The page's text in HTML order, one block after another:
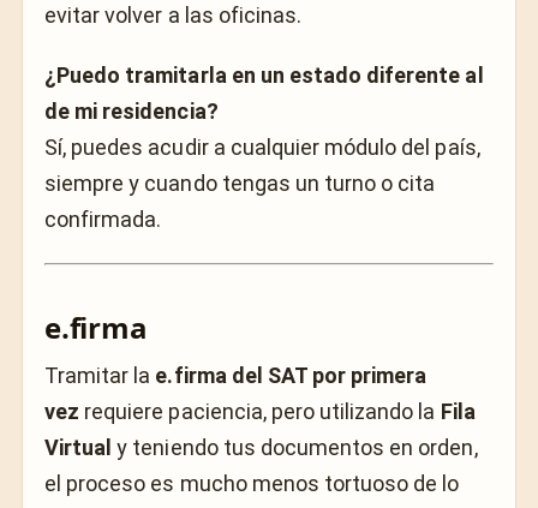
evitar volver a las oficinas.
¿Puedo tramitarla en un estado diferente al
de mi residencia?
Sí, puedes acudir a cualquier módulo del país,
siempre y cuando tengas un turno o cita
confirmada.
e.firma
Tramitar la e.firma del SAT por primera
vez requiere paciencia, pero utilizando la Fila
Virtual y teniendo tus documentos en orden,
el proceso es mucho menos tortuoso de lo